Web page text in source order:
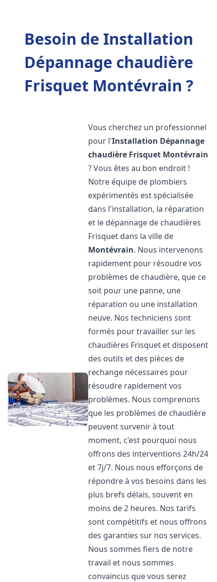
Besoin de Installation
Dépannage chaudière
Frisquet Montévrain ?
Vous cherchez un professionnel
pour l'Installation Dépannage
chaudière Frisquet Montévrain
? Vous êtes au bon endroit !
Notre équipe de plombiers
expérimentés est spécialisée
dans l'installation, la réparation
et le dépannage de chaudières
Frisquet dans la ville de
Montévrain. Nous intervenons
rapidement pour résoudre vos
problèmes de chaudière, que ce
soit pour une panne, une
réparation ou une installation
neuve. Nos techniciens sont
formés pour travailler sur les
chaudières Frisquet et disposent
des outils et des pièces de
rechange nécessaires pour
résoudre rapidement vos
problèmes. Nous comprenons
que les problèmes de chaudière
peuvent survenir à tout
moment, c'est pourquoi nous
offrons des interventions 24h/24
et 7j/7. Nous nous efforçons de
répondre à vos besoins dans les
plus brefs délais, souvent en
moins de 2 heures. Nos tarifs
sont compétitifs et nous offrons
des garanties sur nos services.
Nous sommes fiers de notre
travail et nous sommes
convaincus que vous serez